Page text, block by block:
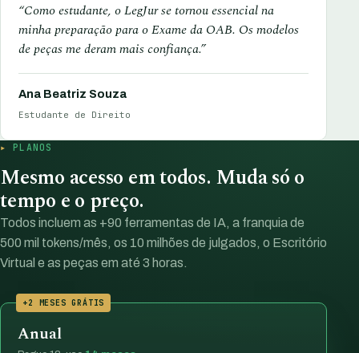
“Como estudante, o LegJur se tornou essencial na
minha preparação para o Exame da OAB. Os modelos
de peças me deram mais confiança.”
Ana Beatriz Souza
Estudante de Direito
PLANOS
Mesmo acesso em todos. Muda só o
tempo e o preço.
Todos incluem as +90 ferramentas de IA, a franquia de
500 mil tokens/mês, os 10 milhões de julgados, o Escritório
Virtual e as peças em até 3 horas.
+2 MESES GRÁTIS
Anual